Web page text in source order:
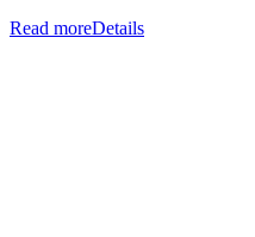
Read moreDetails